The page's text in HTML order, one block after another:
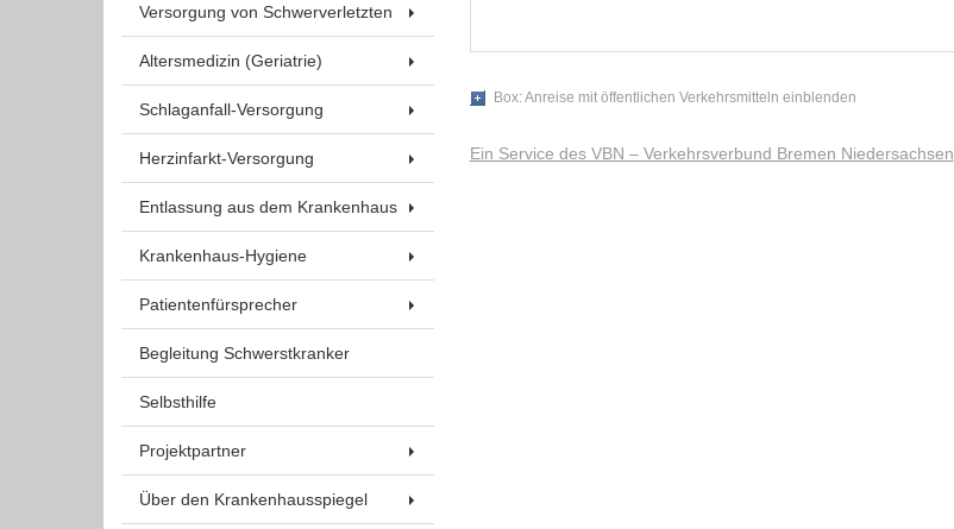
Versorgung von Schwerverletzten
Altersmedizin (Geriatrie)
Schlaganfall-Versorgung
Herzinfarkt-Versorgung
Entlassung aus dem Krankenhaus
Krankenhaus-Hygiene
Patientenfürsprecher
Begleitung Schwerstkranker
Selbsthilfe
Projektpartner
Über den Krankenhausspiegel
Box: Anreise mit öffentlichen Verkehrsmitteln
Ein Service des VBN – Verkehrsverbund Bremen Niedersachsen